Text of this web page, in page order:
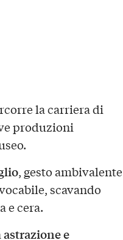
la carriera di
produzioni
, gesto ambivalente
scavando
e cera.
astrazione e